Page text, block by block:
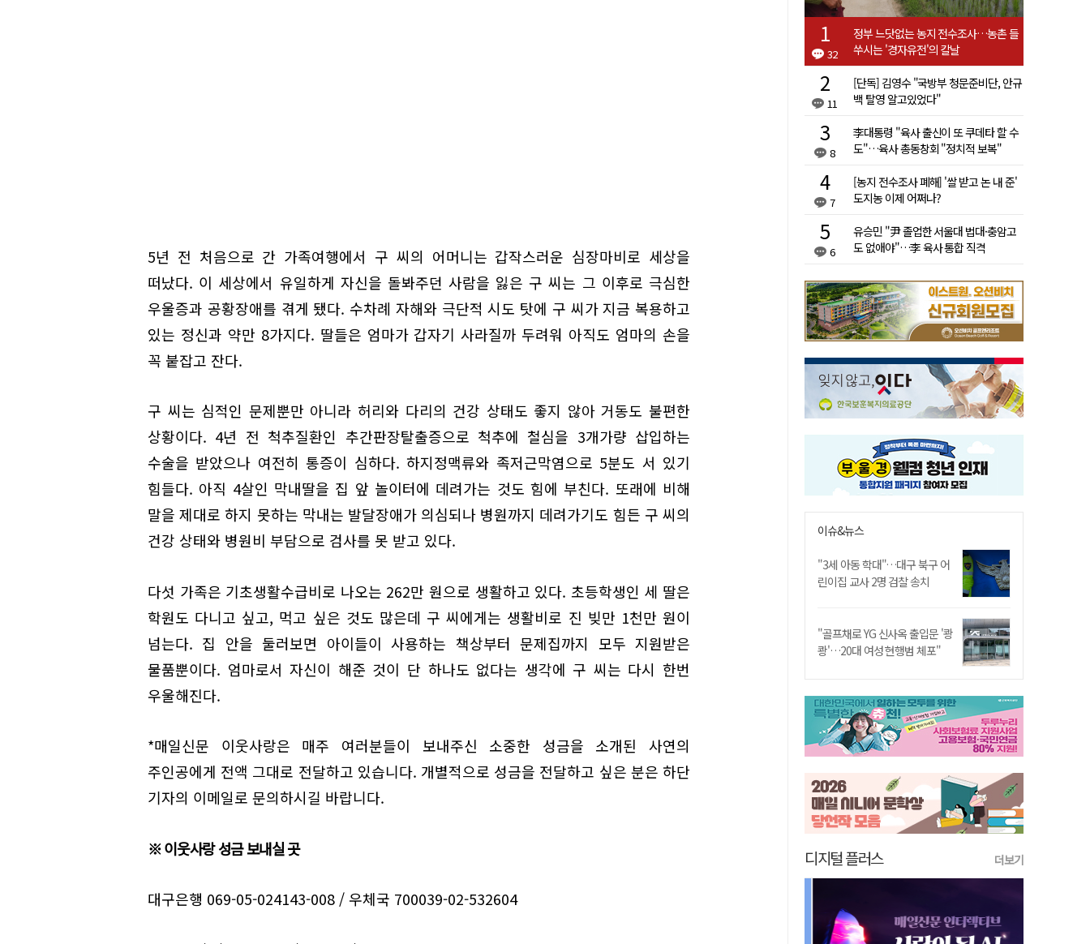
5년 전 처음으로 간 가족여행에서 구 씨의 어머니는 갑작스러운 심장마비로 세상을
떠났다. 이 세상에서 유일하게 자신을 돌봐주던 사람을 잃은 구 씨는 그 이후로 극심한
우울증과 공황장애를 겪게 됐다. 수차례 자해와 극단적 시도 탓에 구 씨가 지금 복용하고
있는 정신과 약만 8가지다. 딸들은 엄마가 갑자기 사라질까 두려워 아직도 엄마의 손을
꼭 붙잡고 잔다.
구 씨는 심적인 문제뿐만 아니라 허리와 다리의 건강 상태도 좋지 않아 거동도 불편한
상황이다. 4년 전 척추질환인 추간판장탈출증으로 척추에 철심을 3개가량 삽입하는
수술을 받았으나 여전히 통증이 심하다. 하지정맥류와 족저근막염으로 5분도 서 있기
힘들다. 아직 4살인 막내딸을 집 앞 놀이터에 데려가는 것도 힘에 부친다. 또래에 비해
말을 제대로 하지 못하는 막내는 발달장애가 의심되나 병원까지 데려가기도 힘든 구 씨의
건강 상태와 병원비 부담으로 검사를 못 받고 있다.
다섯 가족은 기초생활수급비로 나오는 262만 원으로 생활하고 있다. 초등학생인 세 딸은
학원도 다니고 싶고, 먹고 싶은 것도 많은데 구 씨에게는 생활비로 진 빚만 1천만 원이
넘는다. 집 안을 둘러보면 아이들이 사용하는 책상부터 문제집까지 모두 지원받은
물품뿐이다. 엄마로서 자신이 해준 것이 단 하나도 없다는 생각에 구 씨는 다시 한번
우울해진다.
*매일신문 이웃사랑은 매주 여러분들이 보내주신 소중한 성금을 소개된 사연의
주인공에게 전액 그대로 전달하고 있습니다. 개별적으로 성금을 전달하고 싶은 분은 하단
기자의 이메일로 문의하시길 바랍니다.
※ 이웃사랑 성금 보내실 곳
대구은행 069-05-024143-008 / 우체국 700039-02-532604
32
정부 느닷없는 농지 전수조사…농촌 들
쑤시는 '경자유전'의 칼날
11
[단독] 김영수 "국방부 청문준비단, 안규
백 탈영 알고있었다"
8
李대통령 "육사 출신이 또 쿠데타 할 수
도"…육사 총동창회 "정치적 보복"
7
[농지 전수조사 폐해] '쌀 받고 논 내 준'
도지농 이제 어쩌나?
6
유승민 "尹 졸업한 서울대 법대·충암고
도 없애야"…李 육사 통합 직격
이슈&뉴스
"3세 아동 학대"…대구 북구 어
린이집 교사 2명 검찰 송치
"골프채로 YG 신사옥 출입문 '쾅
쾅'…20대 여성 현행범 체포"
디지털 플러스 더보기